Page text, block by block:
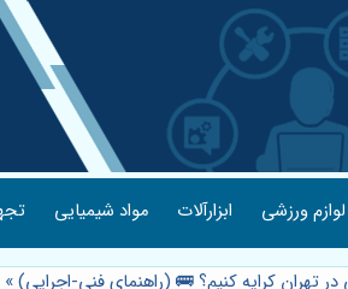
لوازم ورزشی ابزارآلات مواد شیمیایی
تهران کرایه کنیم؟ 🚌 (راهنمای فنی-اجرایی)»